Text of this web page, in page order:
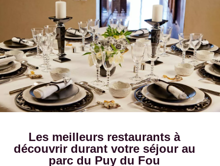
Les meilleurs restaurants à
découvrir durant votre séjour au
parc du Puy du Fou